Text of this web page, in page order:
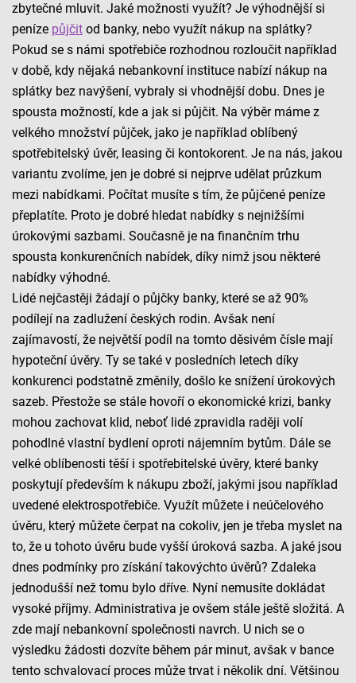
zbytečné mluvit. Jaké možnosti využít? Je výhodnější si
peníze půjčitod banky, nebo využít nákup na splátky?
Pokud se s námi spotřebiče rozhodnou rozloučit například
v době, kdy nějaká nebankovní instituce nabízí nákup na
splátky bez navýšení, vybraly si vhodnější dobu. Dnes je
spousta možností, kde a jak si půjčit. Na výběr máme z
velkého množství půjček, jako je například oblíbený
spotřebitelský úvěr, leasing či kontokorent. Je na nás, jakou
variantu zvolíme, jen je dobré si nejprve udělat průzkum
mezi nabídkami. Počítat musíte s tím, že půjčené peníze
přeplatíte. Proto je dobré hledat nabídky s nejnižšími
úrokovými sazbami. Současně je na finančním trhu
spousta konkurenčních nabídek, díky nimž jsou některé
nabídky výhodné.
Lidé nejčastěji žádají o půjčky banky, které se až 90%
podílejí na zadlužení českých rodin. Avšak není
zajímavostí, že největší podíl na tomto děsivém čísle mají
hypoteční úvěry. Ty se také v posledních letech díky
konkurenci podstatně změnily, došlo ke snížení úrokových
sazeb. Přestože se stále hovoří o ekonomické krizi, banky
mohou zachovat klid, neboť lidé zpravidla raději volí
pohodlné vlastní bydlení oproti nájemním bytům. Dále se
velké oblíbenosti těší i spotřebitelské úvěry, které banky
poskytují především k nákupu zboží, jakými jsou například
uvedené elektrospotřebiče. Využít můžete i neúčelového
úvěru, který můžete čerpat na cokoliv, jen je třeba myslet na
to, že u tohoto úvěru bude vyšší úroková sazba. A jaké jsou
dnes podmínky pro získání takovýchto úvěrů? Zdaleka
jednodušší než tomu bylo dříve. Nyní nemusíte dokládat
vysoké příjmy. Administrativa je ovšem stále ještě složitá. A
zde mají nebankovní společnosti navrch. U nich se o
výsledku žádosti dozvíte během pár minut, avšak v bance
tento schvalovací proces může trvat i několik dní. Většinou